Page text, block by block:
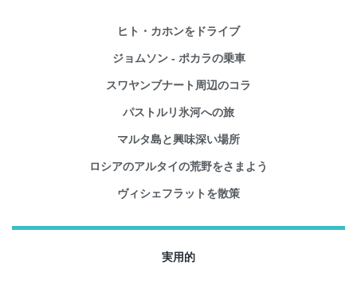
ヒト・カホンをドライブ
ジョムソン - ポカラの乗車
スワヤンブナート周辺のコラ
パストルリ氷河への旅
マルタ島と興味深い場所
ロシアのアルタイの荒野をさまよう
ヴィシェフラットを散策
実用的